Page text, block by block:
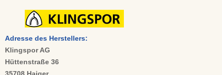
Adresse des Herstellers:
Klingspor AG
Hüttenstraße 36